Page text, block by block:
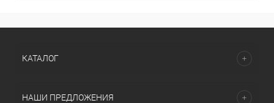
КАТАЛОГ
НАШИ ПРЕДЛОЖЕНИЯ